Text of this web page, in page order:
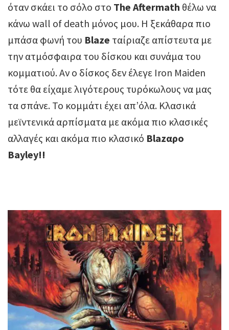
όταν σκάει το σόλο στο The Aftermath θέλω να
κάνω wall of death μόνος μου. Η ξεκάθαρα πιο
μπάσα φωνή του Blaze ταίριαζε απίστευτα με
την ατμόσφαιρα του δίσκου και συνάμα του
κομματιού. Αν ο δίσκος δεν έλεγε Iron Maiden
τότε θα είχαμε λιγότερους τυρόκωλους να μας
τα σπάνε. Το κομμάτι έχει απ’όλα. Κλασικά
μεϊντενικά αρπίσματα με ακόμα πιο κλασικές
αλλαγές και ακόμα πιο κλασικό Blazαρο
Bayley!!